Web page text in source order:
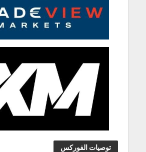
توصيات الفوركس